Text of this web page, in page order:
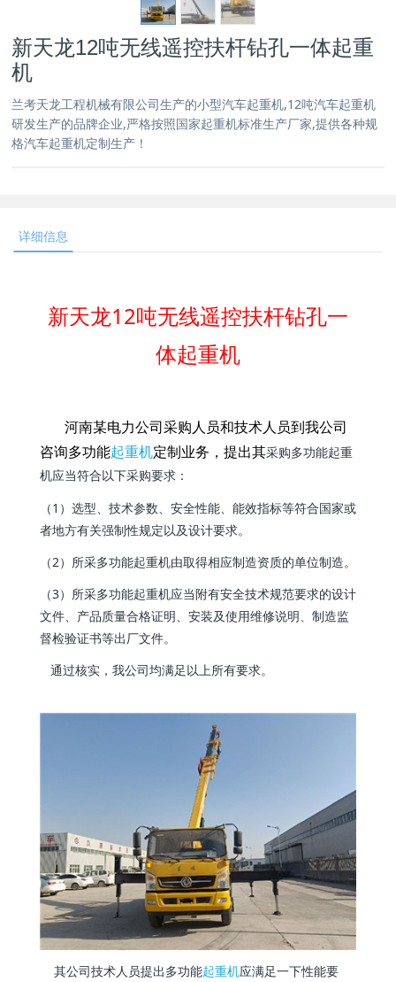
新天龙12吨无线遥控扶杆钻孔一体起重
机
兰考天龙工程机械有限公司生产的小型汽车起重机,12吨汽车起重机
研发生产的品牌企业,严格按照国家起重机标准生产厂家,提供各种规
格汽车起重机定制生产！
详细信息
新天龙12吨无线遥控扶杆钻孔一
体起重机
河南某电力公司采购人员和技术人员到我公司
咨询多功能起重机定制业务，提出其采购多功能起重
机应当符合以下采购要求：
（1）选型、技术参数、安全性能、能效指标等符合国家或
者地方有关强制性规定以及设计要求。
（2）所采多功能起重机由取得相应制造资质的单位制造。
（3）所采多功能起重机应当附有安全技术规范要求的设计
文件、产品质量合格证明、安装及使用维修说明、制造监
督检验证书等出厂文件。
通过核实，我公司均满足以上所有要求。
其公司技术人员提出多功能起重机应满足一下性能要